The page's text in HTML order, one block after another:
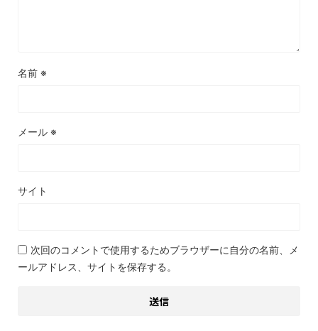
名前 ※
メール ※
サイト
次回のコメントで使用するためブラウザーに自分の名前、メ
ールアドレス、サイトを保存する。